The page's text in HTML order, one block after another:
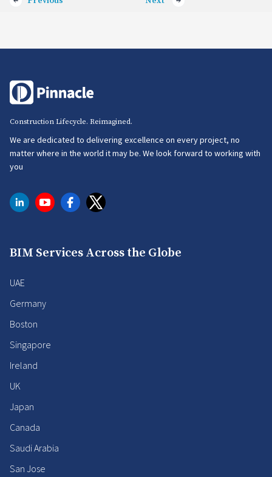
Construction Lifecycle. Reimagined.
We are dedicated to delivering excellence on every project, no
matter where in the world it may be. We look forward to working with
you
BIM Services Across the Globe
UAE
Germany
Boston
Singapore
Ireland
UK
Japan
Canada
Saudi Arabia
San Jose